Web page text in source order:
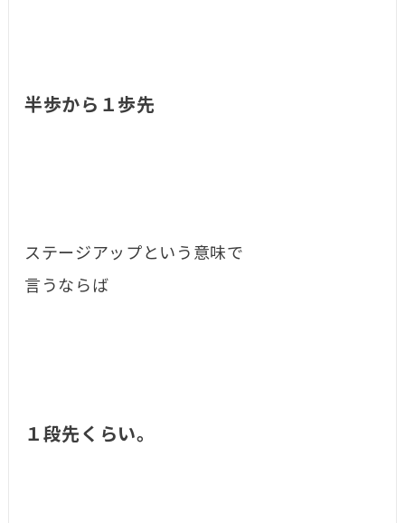
半歩から１歩先
ステージアップという意味で
言うならば
１段先くらい。